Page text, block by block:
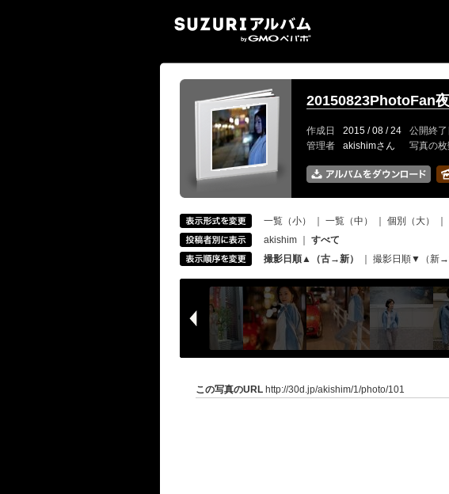
20150823PhotoFan
作成日 2015 / 08 / 24 公開終了
管理者
akishimさん 写真の
一覧（小） 一覧（中） 個別（大）
akishim
すべて
撮影日順▲（古→新）
撮影日順▼（新→
この写真のURL http://30d.jp/akishim/1/photo/101